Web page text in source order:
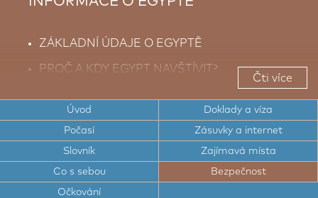
ZÁKLADNÍ ÚDAJE O EGYPTĚ
PROČ A KDY EGYPT NAVŠTÍVIT?
TOP ZAJÍMAVÁ MÍSTA EGYPTA
CESTOVNÍ DOKLADY A VÍZA DO EGYPTA
ELEKTRICKÉ ZÁSUVKY A INTERNET V EGYPTĚ
Čti více
Úvod Doklady a víza
Počasí Zásuvky a internet
Slovník Zajímavá místa
Co s sebou Bezpečnost
Očkování